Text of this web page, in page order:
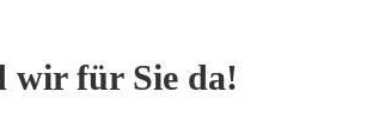
wir für Sie da!